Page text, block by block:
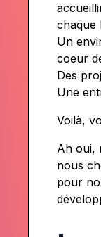
chaque
Un
coeur
Des
Une
Voilà,
Ah oui,
nous
pour